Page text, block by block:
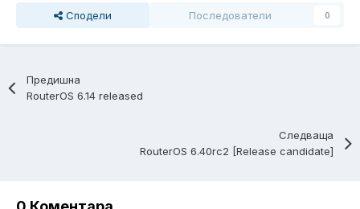
Сподели Последователи 0
Предишна
RouterOS 6.14 released
Следваща
RouterOS 6.40rc2 [Release candidate]